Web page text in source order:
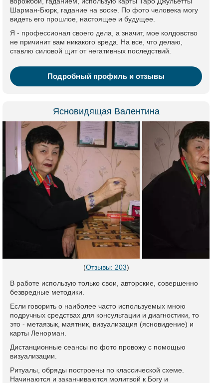
Шарман-Бюрк, гадание на воске. По фото человека могу
видеть его прошлое, настоящее и будущее.
Я - профессионал своего дела, а значит, мое колдовство
не причинит вам никакого вреда. На все, что делаю,
ставлю силовой щит от негативных последствий.
Подробный профиль и отзывы
Ясновидящая Валентина
(Отзывы: 203)
В работе использую только свои, авторские, совершенно
безвредные методики.
Если говорить о наиболее часто используемых мною
подручных средствах для консультации и диагностики, то
это - метаязык, маятник, визуализация (ясновидение) и
карты Ленорман.
Дистанционные сеансы по фото провожу с помощью
визуализации.
Ритуалы, обряды построены по классической схеме.
Начинаются и заканчиваются молитвой к Богу и